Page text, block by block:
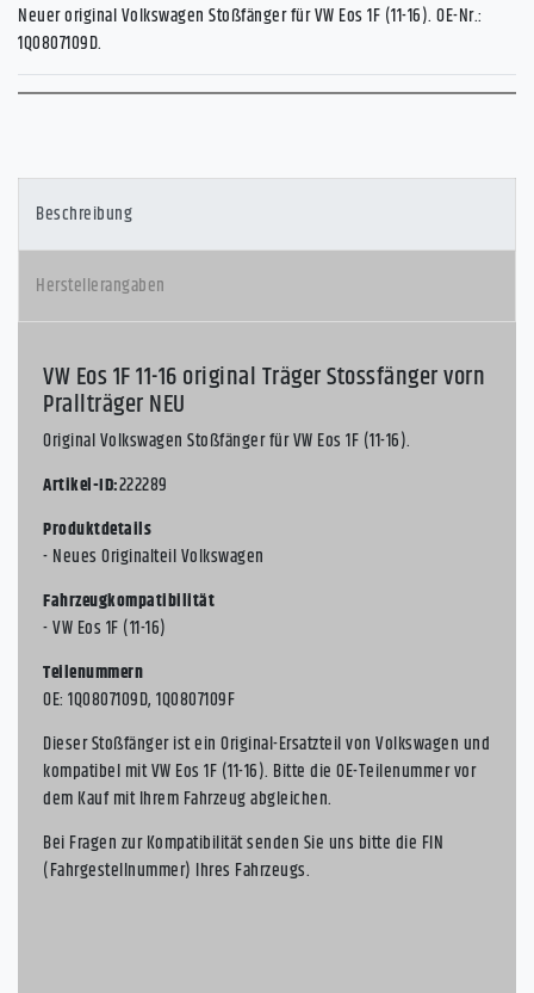
Neuer original Volkswagen Stoßfänger für VW Eos 1F (11-16). OE-Nr.:
1Q0807109D.
Beschreibung
Herstellerangaben
VW Eos 1F 11-16 original Träger Stossfänger vorn
Prallträger NEU
Original Volkswagen Stoßfänger für VW Eos 1F (11-16).
Artikel-ID:222289
Produktdetails
- Neues Originalteil Volkswagen
Fahrzeugkompatibilität
- VW Eos 1F (11-16)
Teilenummern
OE: 1Q0807109D, 1Q0807109F
Dieser Stoßfänger ist ein Original-Ersatzteil von Volkswagen und
kompatibel mit VW Eos 1F (11-16). Bitte die OE-Teilenummer vor
dem Kauf mit Ihrem Fahrzeug abgleichen.
Bei Fragen zur Kompatibilität senden Sie uns bitte die FIN
(Fahrgestellnummer) Ihres Fahrzeugs.